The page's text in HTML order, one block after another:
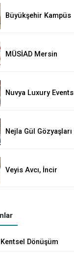
Büyükşehir Kampüs
Mersin'de Dönüşüm
Ediliyor
MÜSİAD Mersin
Mescid
Nuvya Luxury Events
Törenle Açıldı
Nejla Gül Gözyaşları
Veyis Avcı, İncir
Çıktı: Üretici Eziliyor
Dönüşüm